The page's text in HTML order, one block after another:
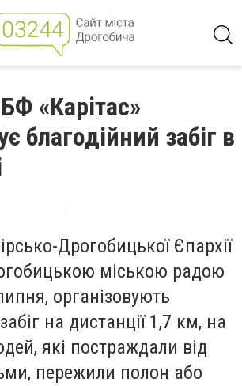
«Карітас»
благодійний забіг в
Дрогобицької Єпархії
міською радою
організовують
на дистанції 1,7 км, на
які постраждали від
пережили полон або